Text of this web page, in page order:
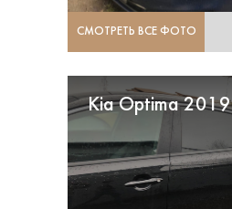
СМОТРЕТЬ ВСЕ ФОТО
Kia Optima 2019